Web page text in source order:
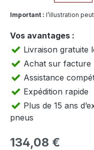
Important : l’illustration
Vos avantages :
Livraison gratuite
Achat sur facture
Assistance
Expédition rapide
Plus de 15 ans
pneus
Prix régulier :
134,08 €